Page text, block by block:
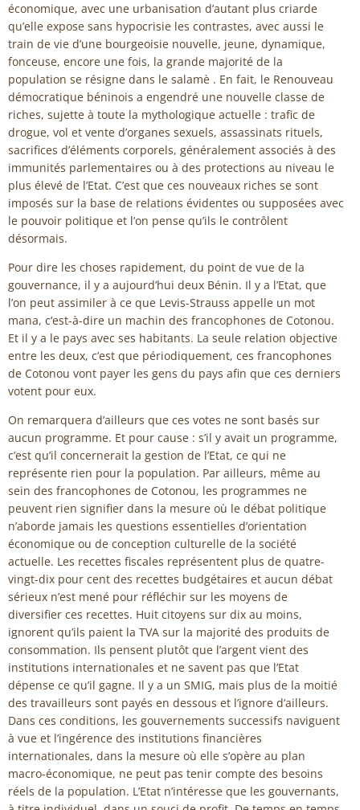
économique, avec une urbanisation d’autant plus criarde
qu’elle expose sans hypocrisie les contrastes, avec aussi le
train de vie d’une bourgeoisie nouvelle, jeune, dynamique,
fonceuse, encore une fois, la grande majorité de la
population se résigne dans le salamè . En fait, le Renouveau
démocratique béninois a engendré une nouvelle classe de
riches, sujette à toute la mythologique actuelle : trafic de
drogue, vol et vente d’organes sexuels, assassinats rituels,
sacrifices d’éléments corporels, généralement associés à des
immunités parlementaires ou à des protections au niveau le
plus élevé de l’Etat. C’est que ces nouveaux riches se sont
imposés sur la base de relations évidentes ou supposées avec
le pouvoir politique et l’on pense qu’ils le contrôlent
désormais.
Pour dire les choses rapidement, du point de vue de la
gouvernance, il y a aujourd’hui deux Bénin. Il y a l’Etat, que
l’on peut assimiler à ce que Levis-Strauss appelle un mot
mana, c’est-à-dire un machin des francophones de Cotonou.
Et il y a le pays avec ses habitants. La seule relation objective
entre les deux, c’est que périodiquement, ces francophones
de Cotonou vont payer les gens du pays afin que ces derniers
votent pour eux.
On remarquera d’ailleurs que ces votes ne sont basés sur
aucun programme. Et pour cause : s’il y avait un programme,
c’est qu’il concernerait la gestion de l’Etat, ce qui ne
représente rien pour la population. Par ailleurs, même au
sein des francophones de Cotonou, les programmes ne
peuvent rien signifier dans la mesure où le débat politique
n’aborde jamais les questions essentielles d’orientation
économique ou de conception culturelle de la société
actuelle. Les recettes fiscales représentent plus de quatre-
vingt-dix pour cent des recettes budgétaires et aucun débat
sérieux n’est mené pour réfléchir sur les moyens de
diversifier ces recettes. Huit citoyens sur dix au moins,
ignorent qu’ils paient la TVA sur la majorité des produits de
consommation. Ils pensent plutôt que l’argent vient des
institutions internationales et ne savent pas que l’Etat
dépense ce qu’il gagne. Il y a un SMIG, mais plus de la moitié
des travailleurs sont payés en dessous et l’ignore d’ailleurs.
Dans ces conditions, les gouvernements successifs naviguent
à vue et l’ingérence des institutions financières
internationales, dans la mesure où elle s’opère au plan
macro-économique, ne peut pas tenir compte des besoins
réels de la population. L’Etat n’intéresse que les gouvernants,